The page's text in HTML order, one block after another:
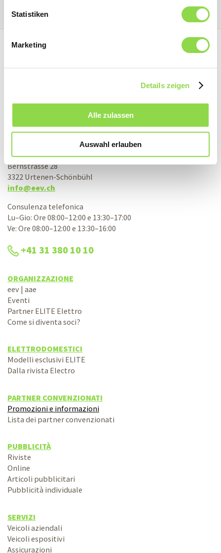
Statistiken
Marketing
Details zeigen
Alle zulassen
Auswahl erlauben
Associazione svizzera d’acquisto elettrico
aae società cooperativa
Bernstrasse 28
3322 Urtenen-Schönbühl
info@eev.ch
Consulenza telefonica
Lu–Gio: Ore 08:00–12:00 e 13:30–17:00
Ve: Ore 08:00–12:00 e 13:30–16:00
+41 31 380 10 10
ORGANIZZAZIONE
eev | aae
Eventi
Partner ELITE Elettro
Come si diventa soci?
ELETTRODOMESTICI
Modelli esclusivi ELITE
Dalla rivista Electro
PARTNER CONVENZIONATI
Promozioni e informazioni
Lista dei partner convenzionati
PUBBLICITÀ
Riviste
Online
Articoli pubblicitari
Pubblicità individuale
SERVIZI
Veicoli aziendali
Veicoli espositivi
Assicurazioni